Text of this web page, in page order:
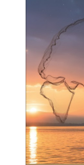
세